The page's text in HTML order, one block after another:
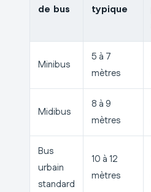
de bus
typique
Minibus
5 à 7
mètres
Midibus
8 à 9
mètres
Bus
urbain
standard
10 à 12
mètres